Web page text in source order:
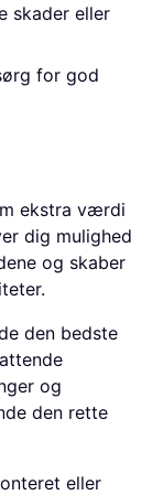
skader eller
for god
ekstra værdi
dig mulighed
og skaber
den bedste
og
den rette
eller